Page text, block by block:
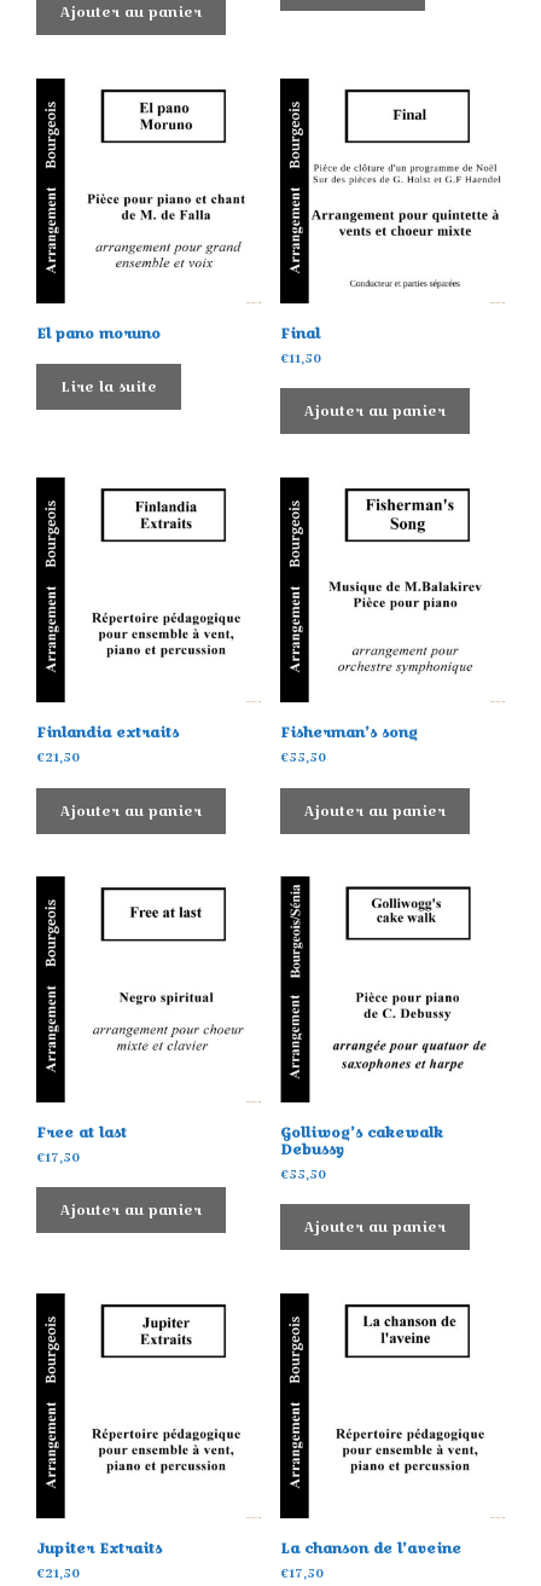
Ajouter au panier
El pano moruno
Lire la suite
Final
€11,50
Ajouter au panier
Finlandia extraits
€21,50
Ajouter au panier
Fisherman’s song
€55,50
Ajouter au panier
Free at last
€17,50
Ajouter au panier
Golliwog’s cakewalk
Debussy
€55,50
Ajouter au panier
Jupiter Extraits
€21,50
La chanson de l’aveine
€17,50